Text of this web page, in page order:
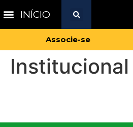
INÍCIO
Associe-se
Institucional